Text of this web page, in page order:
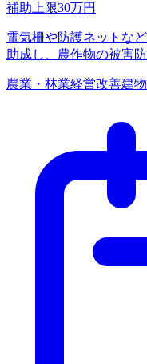
補助上限30万円
電気柵や防護ネットな
助成し、農作物の被害
農業・林業経営改善建